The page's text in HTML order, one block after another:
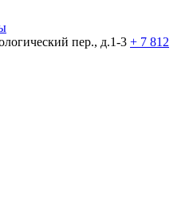
пер., д.1-3 + 7 812